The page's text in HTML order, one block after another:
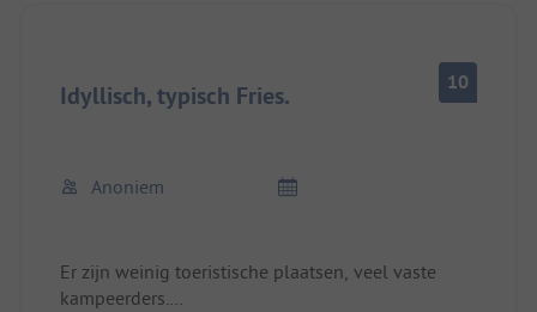
Idyllisch, typisch Fries. 10
Anoniem
Er zijn weinig toeristische plaatsen, veel vaste
kampeerders.